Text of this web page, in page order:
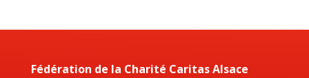
Fédération de la Charité Caritas Alsace